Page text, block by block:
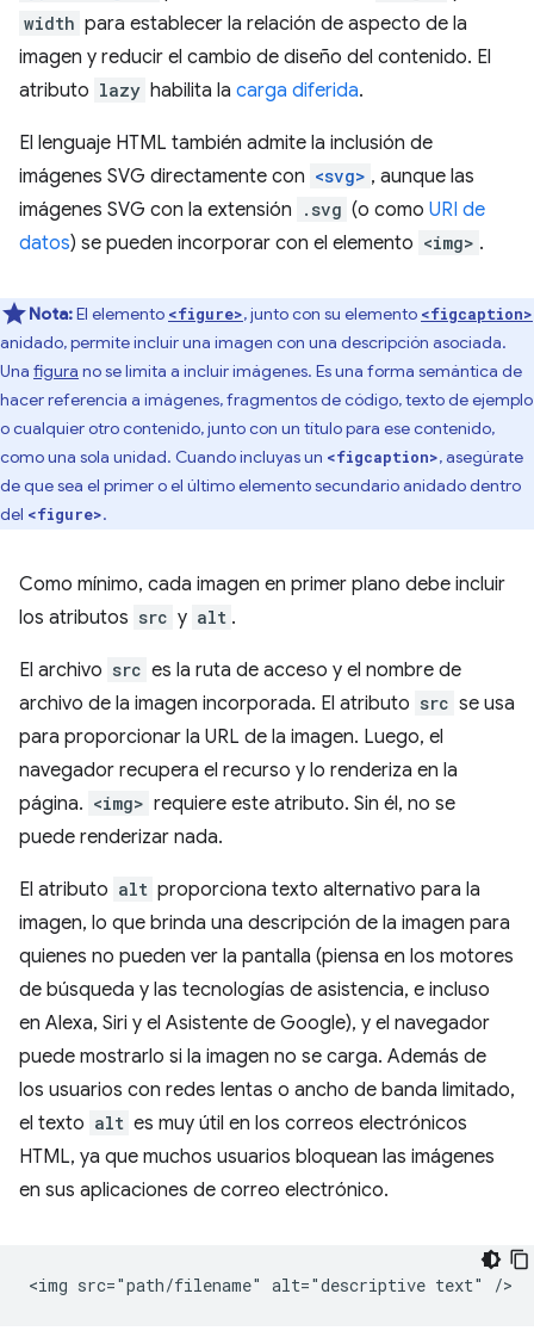
width para establecer la relación de aspecto de la
imagen y reducir el cambio de diseño del contenido. El
atributo lazy habilita la carga diferida.
El lenguaje HTML también admite la inclusión de
imágenes SVG directamente con <svg> , aunque las
imágenes SVG con la extensión
.svg (o como URI de
datos) se pueden incorporar con el elemento <img> .
Nota:El elemento <figure>, junto con su elemento <figcaption>
anidado, permite incluir una imagen con una descripción asociada.
Una figura no se limita a incluir imágenes. Es una forma semántica de
hacer referencia a imágenes, fragmentos de código, texto de ejemplo
o cualquier otro contenido, junto con un título para ese contenido,
como una sola unidad. Cuando incluyas un <figcaption>, asegúrate
de que sea el primer o el último elemento secundario anidado dentro
del <figure>.
Como mínimo, cada imagen en primer plano debe incluir
los atributos src y alt .
El archivo src es la ruta de acceso y el nombre de
archivo de la imagen incorporada. El atributo src se usa
para proporcionar la URL de la imagen. Luego, el
navegador recupera el recurso y lo renderiza en la
página. <img> requiere este atributo. Sin él, no se
puede renderizar nada.
El atributo alt proporciona texto alternativo para la
imagen, lo que brinda una descripción de la imagen para
quienes no pueden ver la pantalla (piensa en los motores
de búsqueda y las tecnologías de asistencia, e incluso
en Alexa, Siri y el Asistente de Google), y el navegador
puede mostrarlo si la imagen no se carga. Además de
los usuarios con redes lentas o ancho de banda limitado,
el texto alt es muy útil en los correos electrónicos
HTML, ya que muchos usuarios bloquean las imágenes
en sus aplicaciones de correo electrónico.